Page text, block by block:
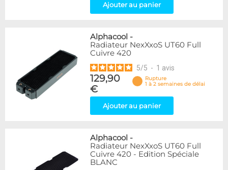
Ajouter au panier
Alphacool -
Radiateur NexXxoS UT60 Full
Cuivre 420
5/5 - 1 avis
129,90
€
Rupture
1 à 2 semaines de délai
Ajouter au panier
Alphacool -
Radiateur NexXxoS UT60 Full
Cuivre 420 - Edition Spéciale
BLANC